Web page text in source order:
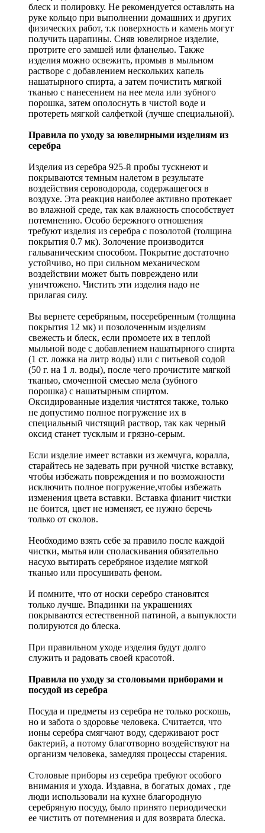
блеск и полировку. Не рекомендуется оставлять на
руке кольцо при выполнении домашних и других
физических работ, т.к поверхность и камень могут
получить царапины. Сняв ювелирное изделие,
протрите его замшей или фланелью. Также
изделия можно освежить, промыв в мыльном
растворе с добавлением нескольких капель
нашатырного спирта, а затем почистить мягкой
тканью с нанесением на нее мела или зубного
порошка, затем ополоснуть в чистой воде и
протереть мягкой салфеткой (лучше специальной).
Правила по уходу за ювелирными изделиям из
серебра
Изделия из серебра 925-й пробы тускнеют и
покрываются темным налетом в результате
воздействия сероводорода, содержащегося в
воздухе. Эта реакция наиболее активно протекает
во влажной среде, так как влажность способствует
потемнению. Особо бережного отношения
требуют изделия из серебра с позолотой (толщина
покрытия 0.7 мк). Золочение производится
гальваническим способом. Покрытие достаточно
устойчиво, но при сильном механическом
воздействии может быть повреждено или
уничтожено. Чистить эти изделия надо не
прилагая силу.
Вы вернете серебряным, посеребренным (толщина
покрытия 12 мк) и позолоченным изделиям
свежесть и блеск, если промоете их в теплой
мыльной воде с добавлением нашатырного спирта
(1 ст. ложка на литр воды) или с питьевой содой
(50 г. на 1 л. воды), после чего прочистите мягкой
тканью, смоченной смесью мела (зубного
порошка) с нашатырным спиртом.
Оксидированные изделия чистятся также, только
не допустимо полное погружение их в
специальный чистящий раствор, так как черный
оксид станет тусклым и грязно-серым.
Если изделие имеет вставки из жемчуга, коралла,
старайтесь не задевать при ручной чистке вставку,
чтобы избежать повреждения и по возможности
исключить полное погружение,чтобы избежать
изменения цвета вставки. Вставка фианит чистки
не боится, цвет не изменяет, ее нужно беречь
только от сколов.
Необходимо взять себе за правило после каждой
чистки, мытья или споласкивания обязательно
насухо вытирать серебряное изделие мягкой
тканью или просушивать феном.
И помните, что от носки серебро становятся
только лучше. Впадинки на украшениях
покрываются естественной патиной, а выпуклости
полируются до блеска.
При правильном уходе изделия будут долго
служить и радовать своей красотой.
Правила по уходу за столовыми приборами и
посудой из серебра
Посуда и предметы из серебра не только роскошь,
но и забота о здоровье человека. Считается, что
ионы серебра смягчают воду, сдерживают рост
бактерий, а потому благотворно воздействуют на
организм человека, замедляя процессы старения.
Столовые приборы из серебра требуют особого
внимания и ухода. Издавна, в богатых домах , где
люди использовали на кухне благородную
серебряную посуду, было принято периодически
ее чистить от потемнения и для возврата блеска.